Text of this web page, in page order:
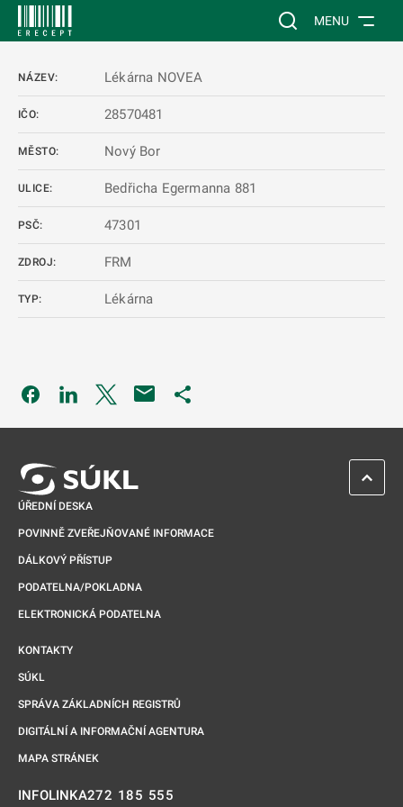
Vyhledávání na
MENU
NÁZEV: Lékárna NOVEA
IČO: 28570481
MĚSTO: Nový Bor
ULICE: Bedřicha Egermanna 881
PSČ: 47301
ZDROJ: FRM
TYP: Lékárna
Odkaz se otevře na nové kartě
Odkaz se otevře na nové kartě
Odkaz se otevře na nové kartě
ÚŘEDNÍ DESKA
POVINNĚ ZVEŘEJŇOVANÉ INFORMACE
DÁLKOVÝ PŘÍSTUP
PODATELNA/POKLADNA
ELEKTRONICKÁ PODATELNA
KONTAKTY
SÚKL
SPRÁVA ZÁKLADNÍCH REGISTRŮ
DIGITÁLNÍ A INFORMAČNÍ AGENTURA
MAPA STRÁNEK
INFOLINKA272 185 555
ZPĚT